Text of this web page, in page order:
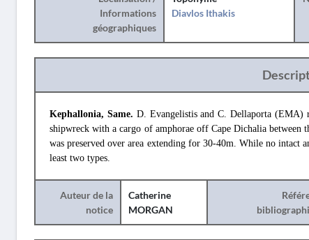
Informations
géographiques
Diavlos Ithakis
Kephallonia, Same. D. Evangelistis and C. Dellaporta (EMA)
shipwreck with a cargo of amphorae off Cape Dichalia
was preserved over area extending for 30-40m. While no intact
least two types.
Auteur de la
notice
Catherine
MORGAN